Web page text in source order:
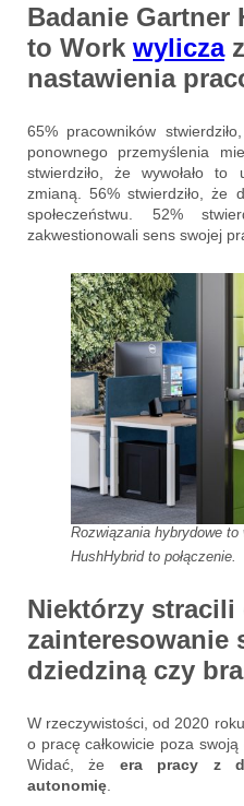
Badanie Gartner
to Work wylicza
nastawienia
65% pracowników
ponownego przemyślenia
stwierdziło, że wywołało
zmianą. 56% stwierdziło, że
społeczeństwu. 52%
zakwestionowali sens swojej
Rozwiązania hybrydowe to
HushHybrid to połączenie.
Niektórzy stracili
zainteresowanie
dziedziną czy
W rzeczywistości, od 2020 roku
o pracę całkowicie poza
Widać, że era pracy z
autonomię